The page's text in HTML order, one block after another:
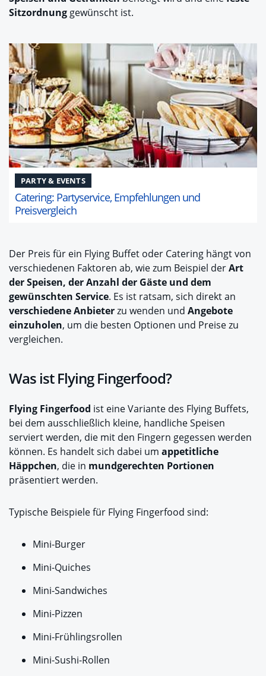
Sitzordnung gewünscht ist.
PARTY & EVENTS
Catering: Partyservice, Empfehlungen und
Preisvergleich
Der Preis für ein Flying Buffet oder Catering hängt von
verschiedenen Faktoren ab, wie zum Beispiel derArt
der Speisen, der Anzahl der Gäste und dem
gewünschten Service. Es ist ratsam, sich direkt an
verschiedene Anbieterzu wenden und Angebote
einzuholen, um die besten Optionen und Preise zu
vergleichen.
Was ist Flying Fingerfood?
Flying Fingerfood ist eine Variante des Flying Buffets,
bei dem ausschließlich kleine, handliche Speisen
serviert werden, die mit den Fingern gegessen werden
können. Es handelt sich dabei um appetitliche
Häppchen, die in mundgerechten Portionen
präsentiert werden.
Typische Beispiele für Flying Fingerfood sind:
Mini-Burger
Mini-Quiches
Mini-Sandwiches
Mini-Pizzen
Mini-Frühlingsrollen
Mini-Sushi-Rollen